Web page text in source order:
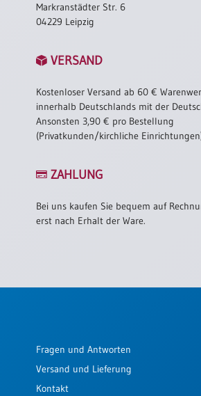
Markranstädter Str. 6
04229 Leipzig
VERSAND
Kostenloser Versand ab 60 €
innerhalb Deutschlands mit der
Ansonsten 3,90 € pro Bestellung
(Privatkunden/kirchliche
ZAHLUNG
Bei uns kaufen Sie bequem auf
erst nach Erhalt der Ware.
Fragen und Antworten
Versand und Lieferung
Kontakt